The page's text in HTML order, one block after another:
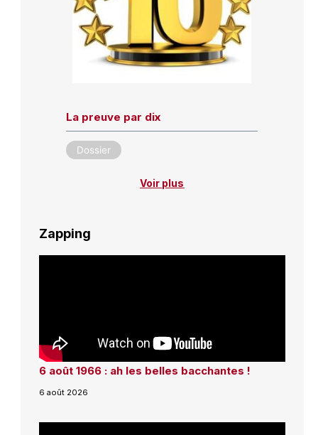
La preuve par dix
Dossier
Voir plus
Zapping
6 août 1966 : ah les belles bacchantes !
6 août 2026